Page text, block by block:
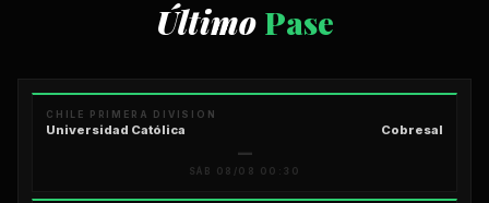
Último Pase
CHILE PRIMERA DIVISION
Universidad Católica Cobresal
—
SÁB 08/08 00:30